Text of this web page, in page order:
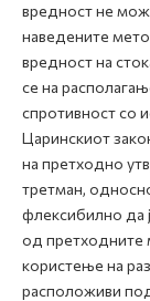
вредност не
наведените
вредност на
се на
спротивност со
Царинскиот
на претходно
третман,
флексибилно да
од претходните
користење на
расположиви